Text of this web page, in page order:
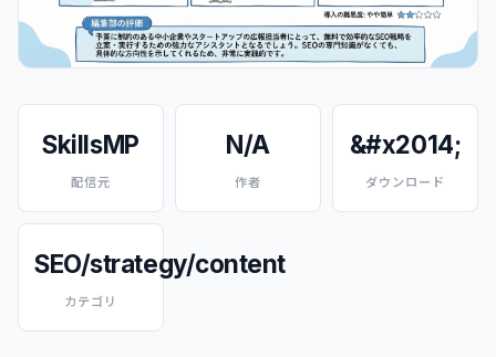
SkillsMP
配信元
N/A
作者
&#x2014;
ダウンロード
SEO/strategy/content
カテゴリ